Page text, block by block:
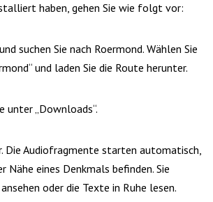
haben, gehen Sie wie folgt vor:
suchen Sie nach Roermond. Wählen Sie
und laden Sie die Route herunter.
unter „Downloads“.
Die Audiofragmente starten automatisch,
Nähe eines Denkmals befinden. Sie
oder die Texte in Ruhe lesen.